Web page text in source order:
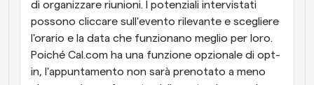
di organizzare riunioni. I potenziali intervistati
possono cliccare sull'evento rilevante e scegliere
l'orario e la data che funzionano meglio per loro.
Poiché Cal.com ha una funzione opzionale di opt-
in, l'appuntamento non sarà prenotato a meno